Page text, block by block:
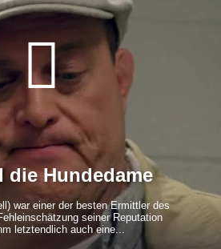
die Hundedame
war einer der besten Ermittler des
seiner Reputation
letztendlich auch eine...